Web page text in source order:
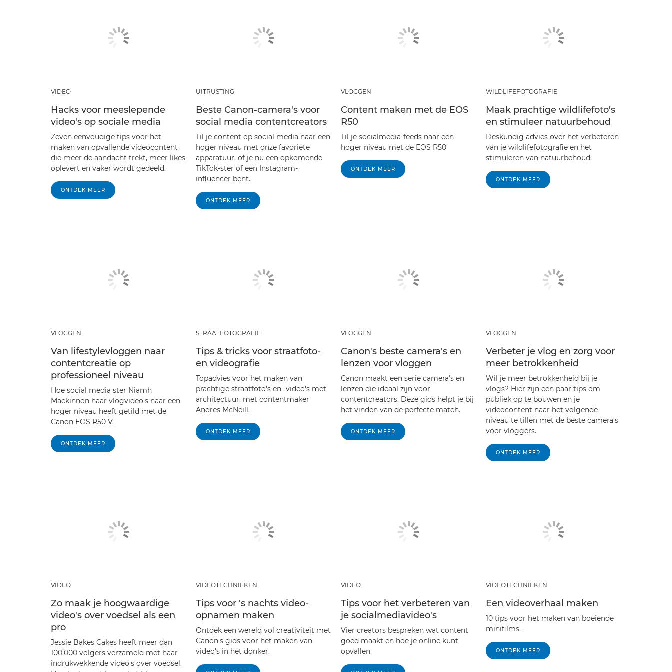
VIDEO
Hacks voor meeslepende
video's op sociale media
Zeven eenvoudige tips voor het
maken van opvallende videocontent
die meer de aandacht trekt, meer likes
oplevert en vaker wordt gedeeld.
ONTDEK MEER
UITRUSTING
Beste Canon-camera's voor
social media contentcreators
Til je content op social media naar een
hoger niveau met onze favoriete
apparatuur, of je nu een opkomende
TikTok-ster of een Instagram-
influencer bent.
ONTDEK MEER
VLOGGEN
Content maken met de EOS
R50
Til je socialmedia-feeds naar een
hoger niveau met de EOS R50
ONTDEK MEER
WILDLIFEFOTOGRAFIE
Maak prachtige wildlifefoto's
en stimuleer natuurbehoud
Deskundig advies over het verbeteren
van je wildlifefotografie en het
stimuleren van natuurbehoud.
ONTDEK MEER
VLOGGEN
Van lifestylevloggen naar
contentcreatie op
professioneel niveau
Hoe social media ster Niamh
Mackinnon haar vlogvideo's naar een
hoger niveau heeft getild met de
Canon EOS R50 V.
ONTDEK MEER
STRAATFOTOGRAFIE
Tips & tricks voor straatfoto-
en videografie
Topadvies voor het maken van
prachtige straatfoto's en -video's met
architectuur, met contentmaker
Andres McNeill.
ONTDEK MEER
VLOGGEN
Canon's beste camera's en
lenzen voor vloggen
Canon maakt een serie camera's en
lenzen die ideaal zijn voor
contentcreators. Deze gids helpt je bij
het vinden van de perfecte match.
ONTDEK MEER
VLOGGEN
Verbeter je vlog en zorg voor
meer betrokkenheid
Wil je meer betrokkenheid bij je
vlogs? Hier zijn een paar tips om
publiek op te bouwen en je
videocontent naar het volgende
niveau te tillen met de beste camera's
voor vloggers.
ONTDEK MEER
VIDEO
Zo maak je hoogwaardige
video's over voedsel als een
pro
Jessie Bakes Cakes heeft meer dan
100.000 volgers verzameld met haar
indrukwekkende video's over voedsel.
VIDEOTECHNIEKEN
Tips voor 's nachts video-
opnamen maken
Ontdek een wereld vol creativiteit met
Canon's gids voor het maken van
video's in het donker.
VIDEO
Tips voor het verbeteren van
je socialmediavideo's
Vier creators bespreken wat content
goed maakt en hoe je online kunt
opvallen.
VIDEOTECHNIEKEN
Een videoverhaal maken
10 tips voor het maken van boeiende
minifilms.
ONTDEK MEER